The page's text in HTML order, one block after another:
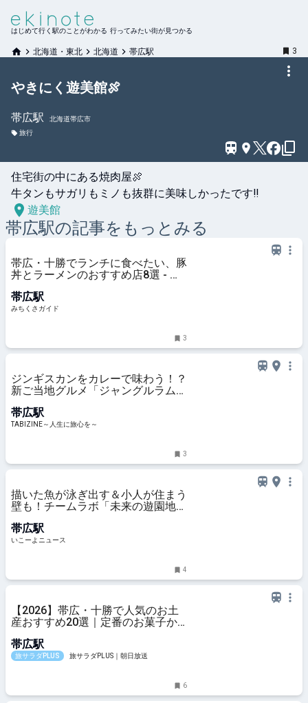
はじめて行く駅のことがわかる 行ってみたい街が見つかる
北海道・東北 北海道 帯広駅 3
やきにく遊美館🍖
帯広駅
北海道帯広市
旅行
住宅街の中にある焼肉屋🍖
牛タンもサガリもミノも抜群に美味しかったです‼️
遊美館
帯広駅の記事をもっとみる
帯広・十勝でランチに食べたい、豚
丼とラーメンのおすすめ店8選 - み
帯広駅
みちくさガイド
3
ジンギスカンをカレーで味わう！？
新ご当地グルメ「ジャングルラムカ
を～
帯広駅
TABIZINE～人生に旅心を～
3
描いた魚が泳ぎ出す＆小人が住まう
壁も！チームラボ「未来の遊園地」
帯広駅
いこーよニュース
4
【2026】帯広・十勝で人気のお土
産おすすめ20選｜定番のお菓子か
で幅広く紹介
帯広駅
旅サラダPLUS 旅サラダPLUS｜朝日放送
6